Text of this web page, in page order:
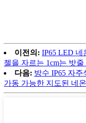
이전의: IP65 LED 네
젤을 자르는 1cm는 밧
다음: 방수 IP65 자
가동 가능한 지도된 네